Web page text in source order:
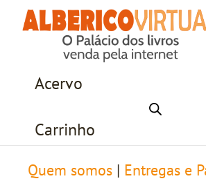
Acervo
Carrinho
Quem somos Entregas e